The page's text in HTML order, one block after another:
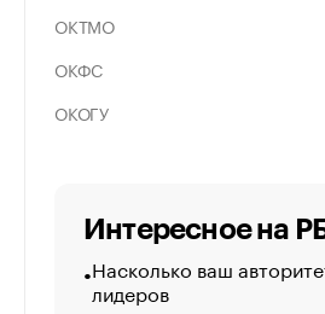
ОКТМО
ОКФС
ОКОГУ
Интересное на
Насколько ваш
лидеров